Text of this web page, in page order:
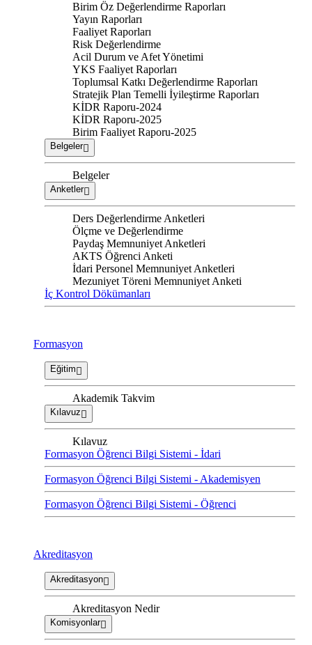
Birim Öz Değerlendirme Raporları
Yayın Raporları
Faaliyet Raporları
Risk Değerlendirme
Acil Durum ve Afet Yönetimi
YKS Faaliyet Raporları
Toplumsal Katkı Değerlendirme Raporları
Stratejik Plan Temelli İyileştirme Raporları
KİDR Raporu-2024
KİDR Raporu-2025
Birim Faaliyet Raporu-2025
Belgeler
Belgeler
Anketler
Ders Değerlendirme Anketleri
Ölçme ve Değerlendirme
Paydaş Memnuniyet Anketleri
AKTS Öğrenci Anketi
İdari Personel Memnuniyet Anketleri
Mezuniyet Töreni Memnuniyet Anketi
İç Kontrol Dökümanları
Formasyon
Eğitim
Akademik Takvim
Kılavuz
Kılavuz
Formasyon Öğrenci Bilgi Sistemi - İdari
Formasyon Öğrenci Bilgi Sistemi - Akademisyen
Formasyon Öğrenci Bilgi Sistemi - Öğrenci
Akreditasyon
Akreditasyon
Akreditasyon Nedir
Komisyonlar